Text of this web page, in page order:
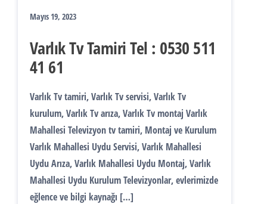
Mayıs 19, 2023
Varlık Tv Tamiri Tel : 0530 511
41 61
Varlık Tv tamiri, Varlık Tv servisi, Varlık Tv
kurulum, Varlık Tv arıza, Varlık Tv montaj Varlık
Mahallesi Televizyon tv tamiri, Montaj ve Kurulum
Varlık Mahallesi Uydu Servisi, Varlık Mahallesi
Uydu Arıza, Varlık Mahallesi Uydu Montaj, Varlık
Mahallesi Uydu Kurulum Televizyonlar, evlerimizde
eğlence ve bilgi kaynağı […]